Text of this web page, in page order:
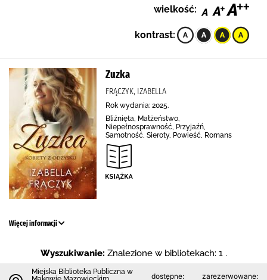
wielkość:
kontrast:
Zuzka
FRĄCZYK, IZABELLA
Rok wydania: 2025.
Bliźnięta, Małżeństwo,
Niepełnosprawność, Przyjaźń,
Samotność, Sieroty, Powieść, Romans
Więcej informacji
Wyszukiwanie: Znalezione w bibliotekach: 1 .
Miejska Biblioteka Publiczna w
dostępne: zarezerwowane: